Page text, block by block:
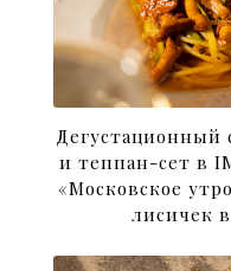
Дегустационный
и теппан-сет в
«Московское
лисичек